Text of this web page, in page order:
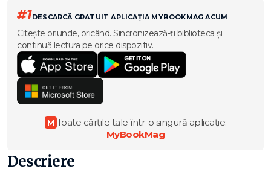
#1DESCARCĂ GRATUIT APLICAȚIA MYBOOKMAG ACUM
Citește oriunde, oricând. Sincronizează-ți biblioteca și
continuă lectura pe orice dispozitiv.
M Toate cărțile tale într-o singură aplicație:
MyBookMag
Descriere